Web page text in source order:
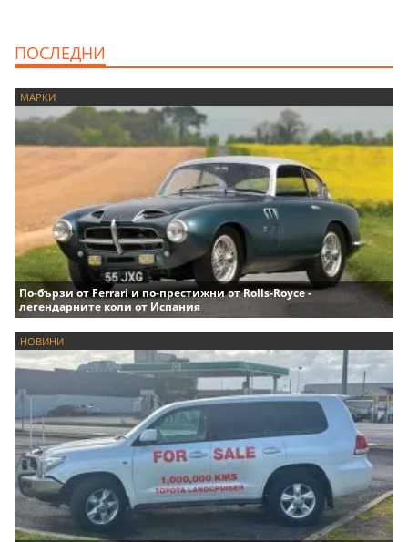
ПОСЛЕДНИ
МАРКИ
По-бързи от Ferrari и по-престижни от Rolls-Royce -
легендарните коли от Испания
НОВИНИ